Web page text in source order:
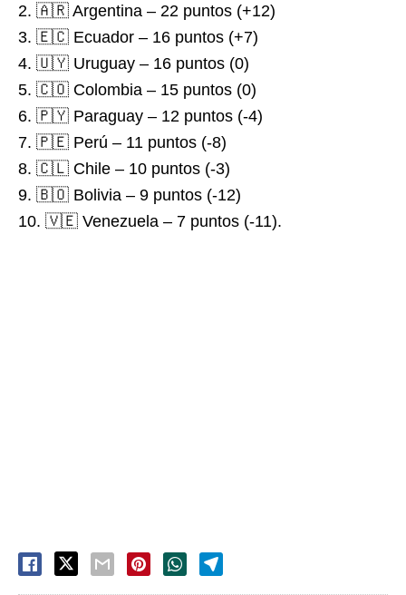
2. 🇦🇷 Argentina – 22 puntos (+12)
3. 🇪🇨 Ecuador – 16 puntos (+7)
4. 🇺🇾 Uruguay – 16 puntos (0)
5. 🇨🇴 Colombia – 15 puntos (0)
6. 🇵🇾 Paraguay – 12 puntos (-4)
7. 🇵🇪 Perú – 11 puntos (-8)
8. 🇨🇱 Chile – 10 puntos (-3)
9. 🇧🇴 Bolivia – 9 puntos (-12)
10. 🇻🇪 Venezuela – 7 puntos (-11).